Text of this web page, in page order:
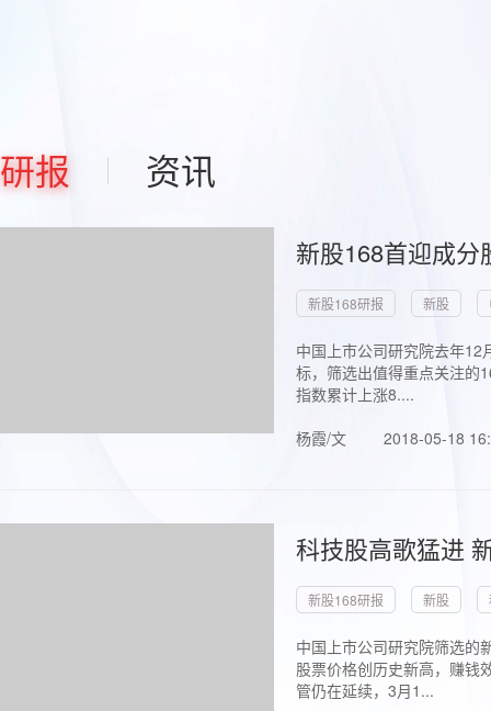
研报 资讯
新股168首迎成
新股168研报 新股
中国上市公司研究院去年
标，筛选出值得重点关注的
指数累计上涨8....
杨霞/文
2018-05-18
科技股高歌猛进
新股168研报 新股
中国上市公司研究院筛选的
股票价格创历史新高，赚钱
管仍在延续，3月1...